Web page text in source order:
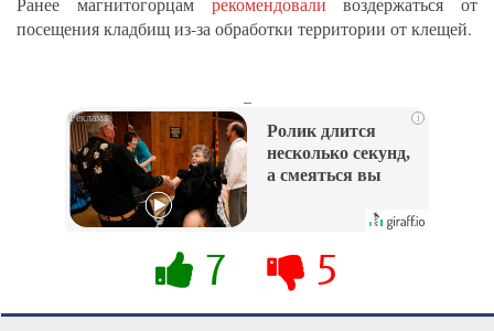
посещения кладбищ из-за обработки территории от клещей.
i
Ролик длится
несколько секунд,
а смеяться вы
7 5